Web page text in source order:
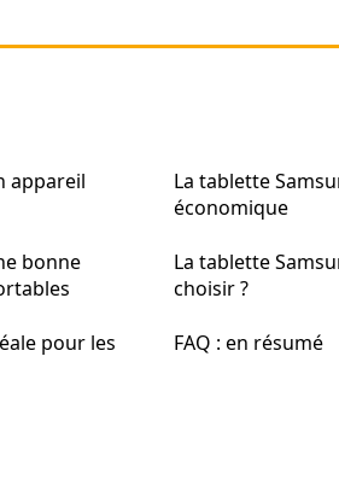
appareil
bonne
pour les
La tablette
économique
La tablette
choisir ?
FAQ : en résumé